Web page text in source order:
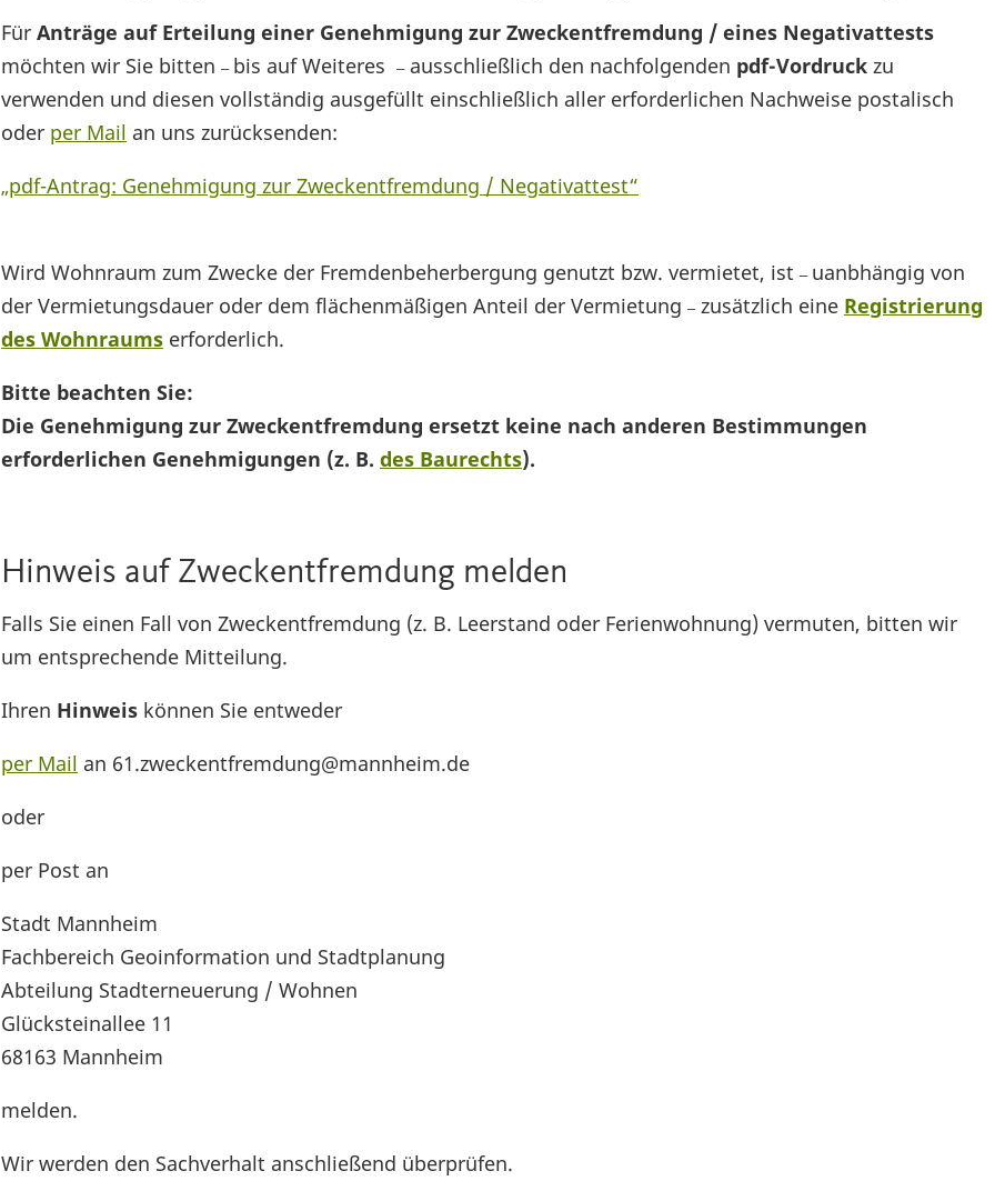
Für Anträge auf Erteilung einer Genehmigung zur Zweckentfremdung / eines Negativattests
möchten wir Sie bitten – bis auf Weiteres –ausschließlich den nachfolgenden pdf-Vordruck zu
verwenden und diesen vollständig ausgefüllt einschließlich aller erforderlichen Nachweise postalisch
oder per Mail an uns zurücksenden:
„pdf-Antrag: Genehmigung zur Zweckentfremdung / Negativattest“
Wird Wohnraum zum Zwecke der Fremdenbeherbergung genutzt bzw. vermietet, ist – uanbhängig von
der Vermietungsdauer oder dem flächenmäßigen Anteil der Vermietung –zusätzlich eine Registrierung
des Wohnraums erforderlich.
Bitte beachten Sie:
Die Genehmigung zur Zweckentfremdung ersetzt keine nach anderen Bestimmungen
erforderlichen Genehmigungen (z. B. des Baurechts).
Hinweis auf Zweckentfremdung melden
Falls Sie einen Fall von Zweckentfremdung (z. B. Leerstand oder Ferienwohnung) vermuten, bitten wir
um entsprechende Mitteilung.
Ihren Hinweis können Sie entweder
per Mail an 61.zweckentfremdung@mannheim.de
oder
per Post an
Stadt Mannheim
Fachbereich Geoinformation und Stadtplanung
Abteilung Stadterneuerung / Wohnen
Glücksteinallee 11
68163 Mannheim
melden.
Wir werden den Sachverhalt anschließend überprüfen.